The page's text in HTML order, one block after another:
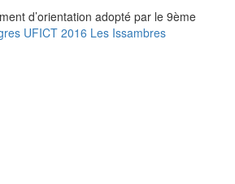
d’orientation adopté par le 9ème
UFICT 2016 Les Issambres